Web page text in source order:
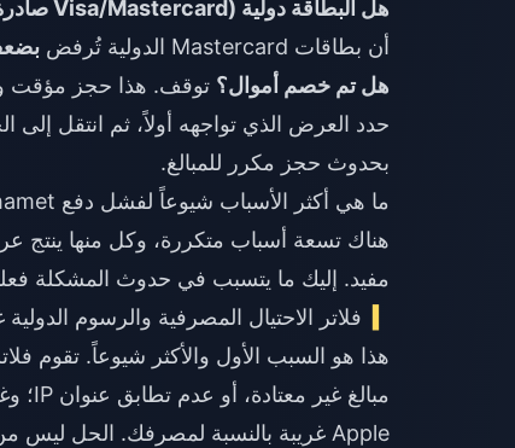
هل البطاقة دولية (Visa/Mastercard صادرة من الخارج)؟
أن بطاقات Mastercard الدولية تُرفض
هل تم خصم أموال؟ توقف. هذا حجز مؤقت
حدد العرض الذي تواجهه أولاً، ثم انتقل
بحدوث حجز مكرر للمبالغ.
ما هي أكثر الأسباب شيوعاً لفشل دفع Chamet؟
هناك تسعة أسباب متكررة، وكل منها ينتج
مفيد. إليك ما يتسبب في حدوث المشكلة
فلاتر الاحتيال المصرفية والرسوم
هذا هو السبب الأول والأكثر شيوعاً. تقوم